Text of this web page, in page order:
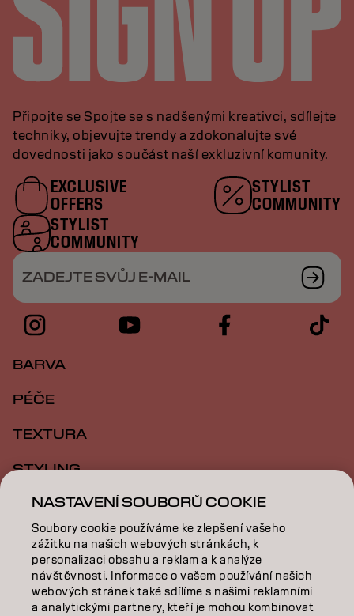
Připojte se Spojte se s nadšenými kreativci, sdílejte
techniky, objevujte trendy a zdokonalujte své
dovednosti jako součást naší exkluzivní komunity.
EXCLUSIVE
OFFERS
STYLIST
COMMUNITY
STYLIST
COMMUNITY
ZADEJTE SVŮJ E-MAIL
BARVA
PÉČE
TEXTURA
STYLING
INSPIRACE
VZDĚLÁVÁNÍ
O NÁS
SALON FINDER
NASTAVENÍ SOUBORŮ COOKIE
Soubory cookie používáme ke zlepšení vašeho
zážitku na našich webových stránkách, k
personalizaci obsahu a reklam a k analýze
návštěvnosti. Informace o vašem používání našich
webových stránek také sdílíme s našimi reklamními
a analytickými partnery, kteří je mohou kombinovat